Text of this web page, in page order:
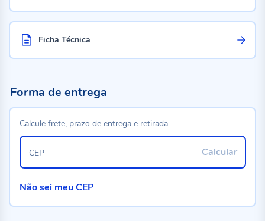
Ficha Técnica
Forma de entrega
Calcule frete, prazo de entrega e retirada
Calcular
CEP
Não sei meu CEP